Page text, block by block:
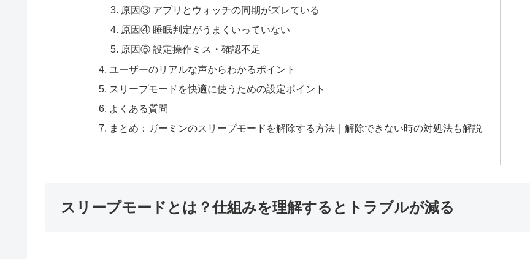
原因③ アプリとウォッチの同期がズレている
原因④ 睡眠判定がうまくいっていない
原因⑤ 設定操作ミス・確認不足
ユーザーのリアルな声からわかるポイント
スリープモードを快適に使うための設定ポイント
よくある質問
まとめ：ガーミンのスリープモードを解除する方法｜解除できない時の対処法も解説
スリープモードとは？仕組みを理解するとトラブルが減る